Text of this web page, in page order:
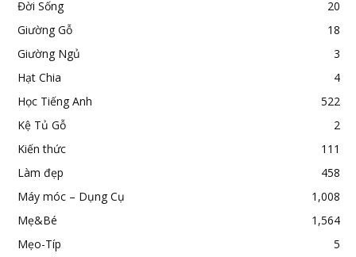
Đời Sống
20
Giường Gỗ
18
Giường Ngủ
3
Hạt Chia
4
Học Tiếng Anh
522
Kệ Tủ Gỗ
2
Kiến thức
111
Làm đẹp
458
Máy móc – Dụng Cụ
1,008
Mẹ&Bé
1,564
Mẹo-Típ
5